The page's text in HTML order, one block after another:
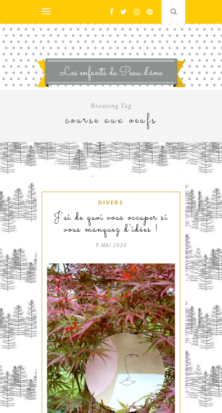
Browsing Tag
course aux oeufs
DIVERS
J’ai de quoi vous occuper si
vous manquez d’idées !
9 MAI 2020